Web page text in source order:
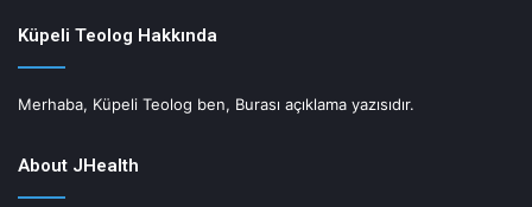
Küpeli Teolog Hakkında
Merhaba, Küpeli Teolog ben, Burası açıklama yazısıdır.
About JHealth